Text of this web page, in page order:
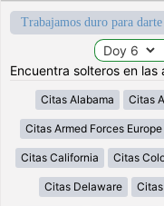
Trabajamos duro para
Encuentra solteros en
Citas Alabama Citas
Citas Armed Forces Europe
Citas California Citas
Citas Delaware